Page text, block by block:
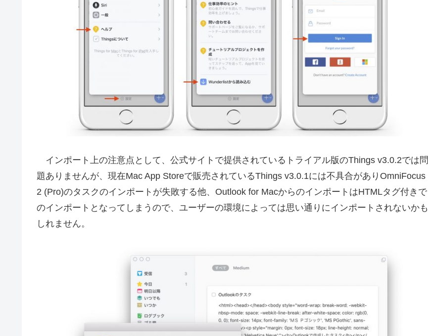
インポート上の注意点として、公式サイトで提供されているトライアル版のThings v3.0.2では問
題ありませんが、現在Mac App Storeで販売されているThings v3.0.1には不具合がありOmniFocus
2 (Pro)のタスクのインポートが失敗する他、Outlook for MacからのインポートはHTMLタグ付きで
のインポートとなってしまうので、ユーザーの環境によっては思い通りにインポートされないかも
しれません。